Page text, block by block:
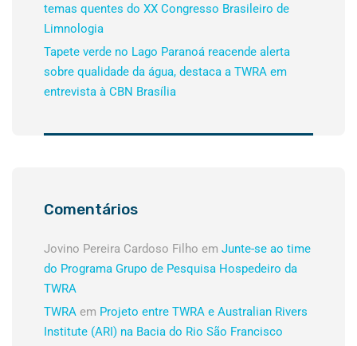
temas quentes do XX Congresso Brasileiro de
Limnologia
Tapete verde no Lago Paranoá reacende alerta
sobre qualidade da água, destaca a TWRA em
entrevista à CBN Brasília
Comentários
Jovino Pereira Cardoso Filho em Junte-se ao time
do Programa Grupo de Pesquisa Hospedeiro da
TWRA
TWRA em Projeto entre TWRA e Australian Rivers
Institute (ARI) na Bacia do Rio São Francisco